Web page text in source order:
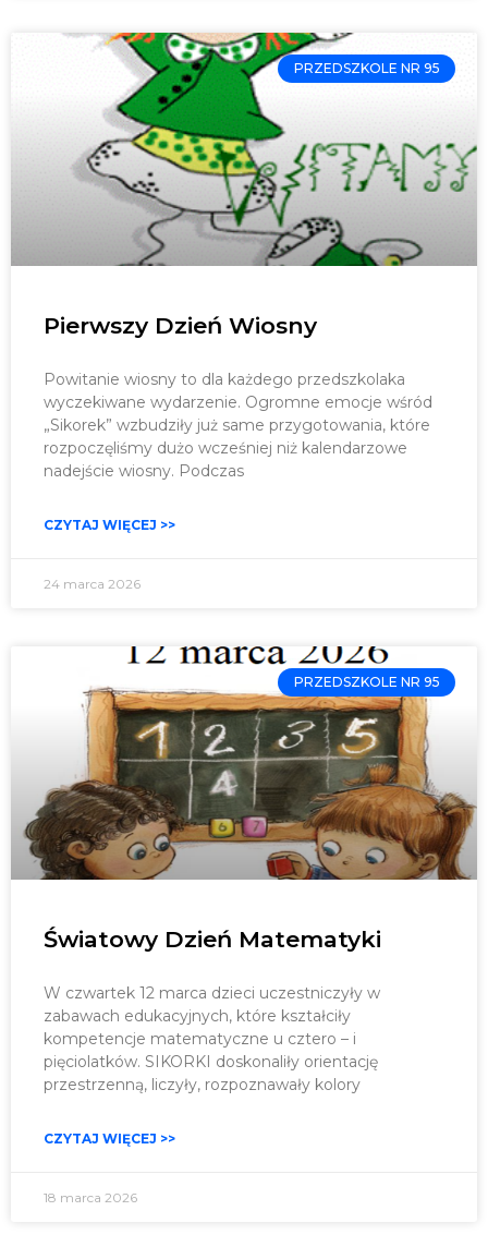
PRZEDSZKOLE NR 95
Pierwszy Dzień Wiosny
Powitanie wiosny to dla każdego przedszkolaka
wyczekiwane wydarzenie. Ogromne emocje wśród
„Sikorek” wzbudziły już same przygotowania, które
rozpoczęliśmy dużo wcześniej niż kalendarzowe
nadejście wiosny. Podczas
CZYTAJ WIĘCEJ >>
24 marca 2026
PRZEDSZKOLE NR 95
Światowy Dzień Matematyki
W czwartek 12 marca dzieci uczestniczyły w
zabawach edukacyjnych, które kształciły
kompetencje matematyczne u cztero – i
pięciolatków. SIKORKI doskonaliły orientację
przestrzenną, liczyły, rozpoznawały kolory
CZYTAJ WIĘCEJ >>
18 marca 2026